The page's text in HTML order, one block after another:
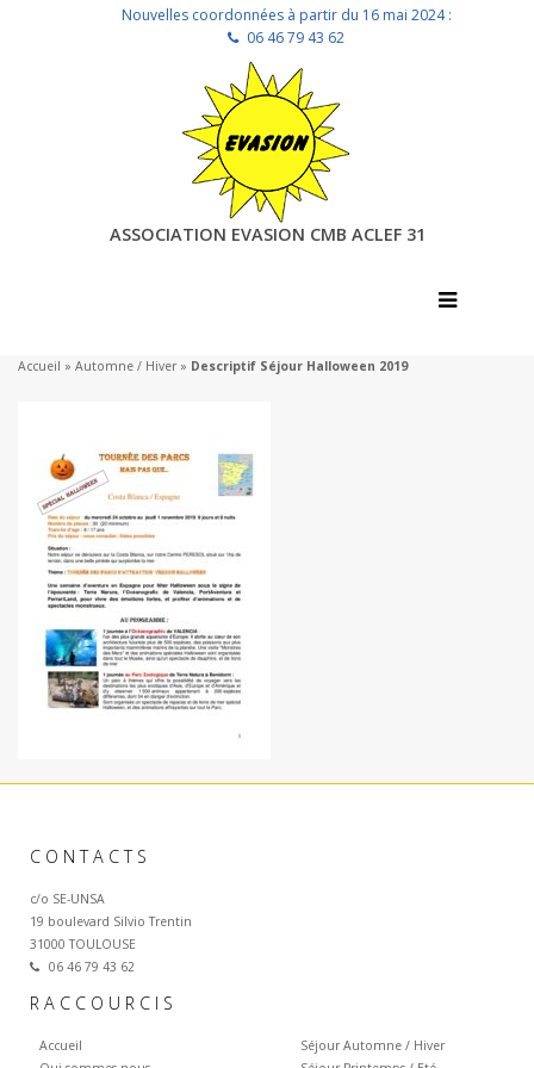
Nouvelles coordonnées à partir du 16 mai 2024 :
06 46 79 43 62
ASSOCIATION EVASION CMB ACLEF 31
Accueil » Automne / Hiver» Descriptif Séjour Halloween 2019
CONTACTS
c/o SE-UNSA
19 boulevard Silvio Trentin
31000 TOULOUSE
06 46 79 43 62
RACCOURCIS
Accueil
Séjour Automne / Hiver